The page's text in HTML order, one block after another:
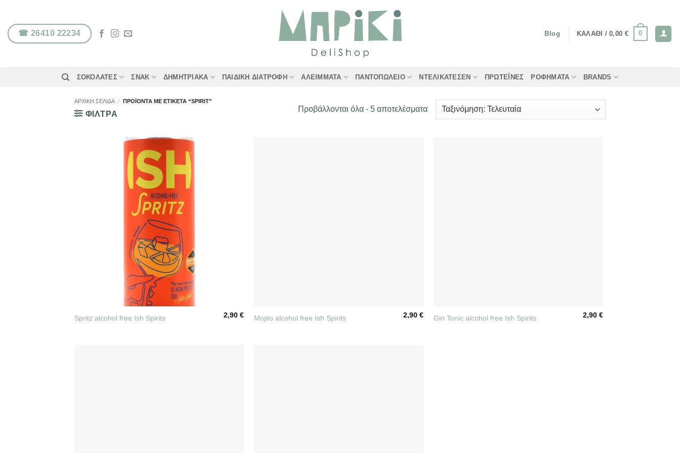
περιεχόμενο
☎ 26410 22234 Blog ΚΑΛΆΘΙ /0,00 € 0
ΣΟΚΟΛΆΤΕΣ ΣΝΑΚ ΔΗΜΗΤΡΙΑΚΆ ΠΑΙΔΙΚΉ ΔΙΑΤΡΟΦΉ ΑΛΕΊΜΜΑΤΑ ΠΑΝΤΟΠΩΛΕΊΟ ΝΤΕΛΙΚΑΤΈΣΕΝ ΠΡΩΤΕΪ́ΝΕΣ ΡΟΦΉΜΑΤΑ BRANDS
ΑΡΧΙΚΉ ΣΕΛΊΔΑ / ΠΡΟΪΌΝΤΑ ΜΕ ΕΤΙΚΈΤΑ “SPIRIT”
ΦΙΛΤΡΑ
Προβάλλονται όλα - 5 αποτελέσματαSorted
Spritz alcohol free Ish Spirits 2,90€ Mojito alcohol free Ish Spirits 2,90€ Gin Tonic alcohol free Ish Spirits 2,90€